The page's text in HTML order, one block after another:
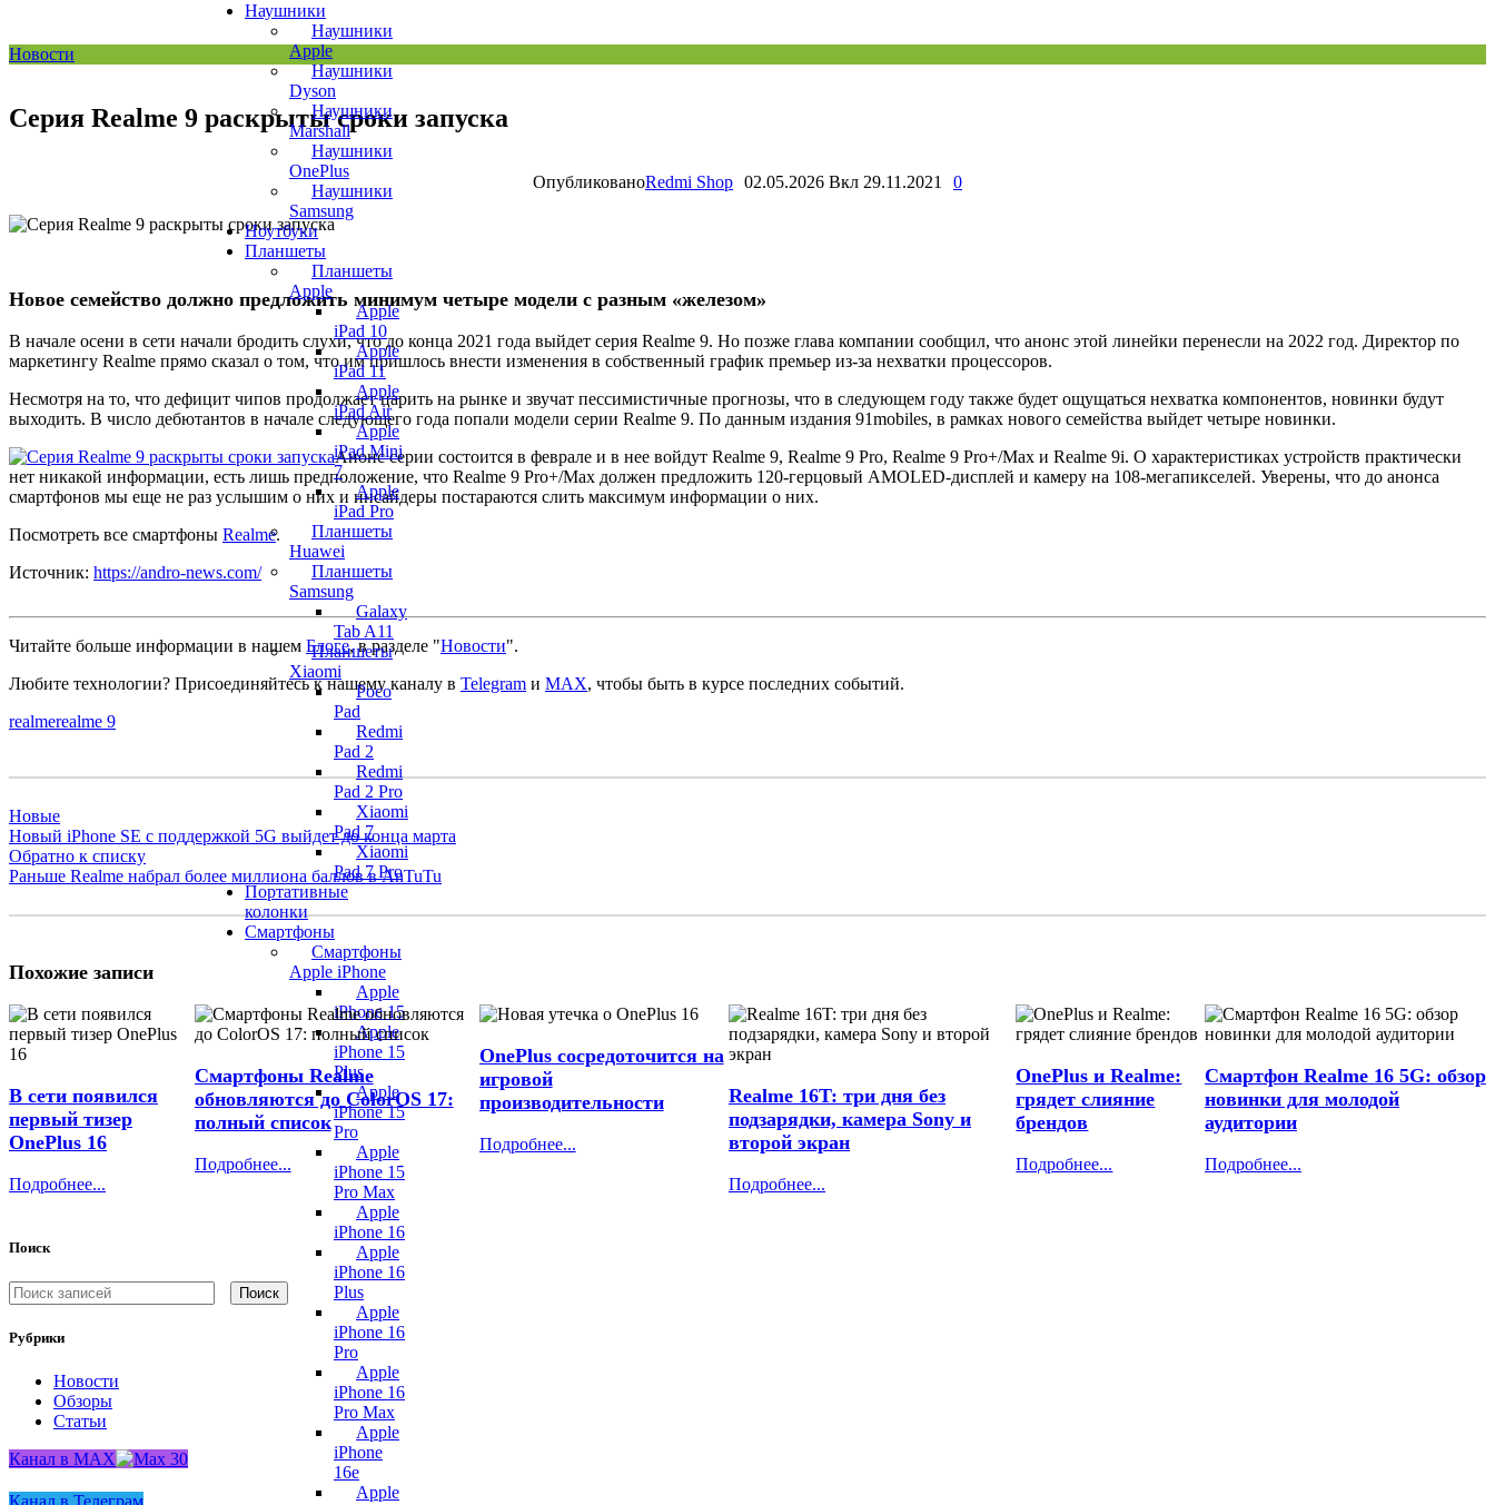
Наушники
Наушники
Apple
Наушники
Dyson
Наушники
Marshall
Наушники
OnePlus
Наушники
Samsung
Ноутбуки
Планшеты
Планшеты
Apple
Apple
iPad 10
Apple
iPad 11
Apple
iPad Air
Apple
iPad Mini
7
Apple
iPad Pro
Планшеты
Huawei
Планшеты
Samsung
Galaxy
Tab A11
Планшеты
Xiaomi
Poco
Pad
Redmi
Pad 2
Redmi
Pad 2 Pro
Xiaomi
Pad 7
Xiaomi
Pad 7 Pro
Портативные
колонки
Смартфоны
Смартфоны
Apple iPhone
Apple
iPhone 15
Apple
iPhone 15
Plus
Apple
iPhone 15
Pro
Apple
iPhone 15
Pro Max
Apple
iPhone 16
Apple
iPhone 16
Plus
Apple
iPhone 16
Pro
Apple
iPhone 16
Pro Max
Apple
iPhone
16e
Apple
Новости
Серия Realme 9 раскрыты сроки запуска
ОпубликованоRedmi Shop 02.05.2026 Вкл 29.11.2021 0
Новое семейство должно предложить минимум четыре модели с разным «железом»
В начале осени в сети начали бродить слухи, что до конца 2021 года выйдет серия Realme 9. Но позже глава компании сообщил, что анонс этой линейки перенесли на 2022 год. Директор по
маркетингу Realme прямо сказал о том, что им пришлось внести изменения в собственный график премьер из-за нехватки процессоров.
Несмотря на то, что дефицит чипов продолжает царить на рынке и звучат пессимистичные прогнозы, что в следующем году также будет ощущаться нехватка компонентов, новинки будут
выходить. В число дебютантов в начале следующего года попали модели серии Realme 9. По данным издания 91mobiles, в рамках нового семейства выйдет четыре новинки.
Анонс серии состоится в феврале и в нее войдут Realme 9, Realme 9 Pro, Realme 9 Pro+/Max и Realme 9i. О характеристиках устройств практически
нет никакой информации, есть лишь предположение, что Realme 9 Pro+/Max должен предложить 120-герцовый AMOLED‑дисплей и камеру на 108-мегапикселей. Уверены, что до анонса
смартфонов мы еще не раз услышим о них и инсайдеры постараются слить максимум информации о них.
Посмотреть все смартфоны Realme.
Источник: https://andro-news.com/
Читайте больше информации в нашем Блоге, в разделе "Новости".
Любите технологии? Присоединяйтесь к нашему каналу в Telegram и MAX, чтобы быть в курсе последних событий.
realmerealme 9
Новые
Новый iPhone SE с поддержкой 5G выйдет до конца марта
Обратно к списку
Раньше Realme набрал более миллиона баллов в AnTuTu
Похожие записи
В сети появился
первый тизер
OnePlus 16
Подробнее...
Смартфоны Realme
обновляются до ColorOS 17:
полный список
Подробнее...
OnePlus сосредоточится на
игровой
производительности
Подробнее...
Realme 16T: три дня без
подзарядки, камера Sony и
второй экран
Подробнее...
OnePlus и Realme:
грядет слияние
брендов
Подробнее...
Смартфон Realme 16 5G: обзор
новинки для молодой
аудитории
Подробнее...
Поиск
Поиск
Рубрики
Новости
Обзоры
Статьи
Канал в MAX